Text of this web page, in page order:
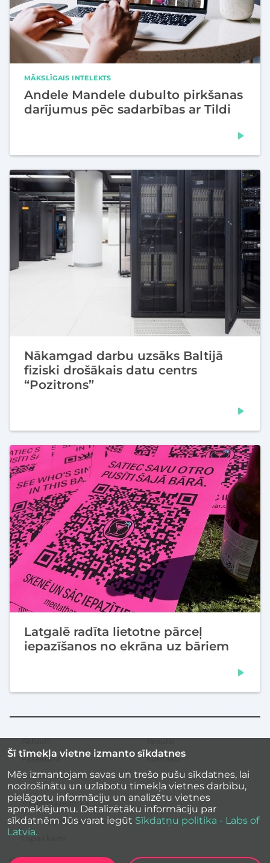
MĀKSLĪGAIS INTELEKTS
Andele Mandele dubulto pirkšanas
darījumus pēc sadarbības ar Tildi
Nākamgad darbu uzsāks Baltijā
fiziski drošākais datu centrs
“Pozitrons”
Latgalē radīta lietotne pārceļ
iepazīšanos no ekrāna uz bāriem
Šī tīmekļa vietne izmanto sīkdatnes
Mēs izmantojam savas un trešo pušu sīkdatnes, lai
nodrošinātu un uzlabotu tīmekļa vietnes darbību,
pielāgotu informāciju un analizētu vietnes
apmeklējumu. Detalizētāku informāciju par
sīkdatnēm Jūs varat iegūt Sīkdatņu politika - Labs of
Latvia.
Sekundārā
izvēlne
Aktuāli
Pasākumi
Iedvesmas stāsti
Resursi
Kontakti
Sīkdatņu politika
Vietnes piekļūstamība
Lapas karte